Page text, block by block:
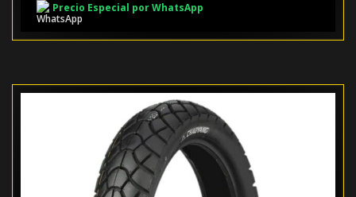
Precio Especial por WhatsApp